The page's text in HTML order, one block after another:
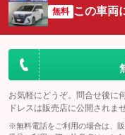
無料 この車両
お気軽にどうぞ。問合せ後に
ドレスは販売店に公開されませ
※無料電話をご利用の場合は、